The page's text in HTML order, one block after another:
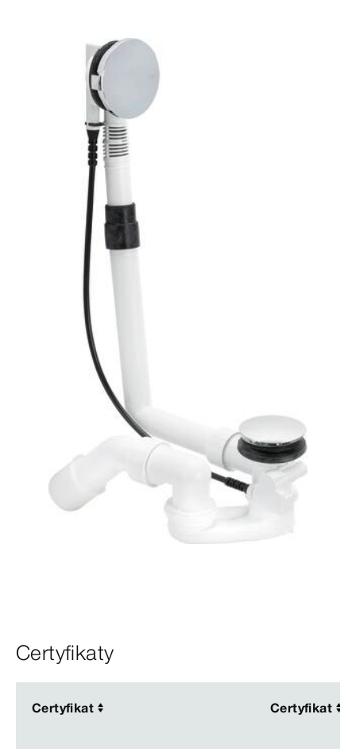
Certyfikaty
Certyfikat Certyfikat
Certyfikat Certyfikat